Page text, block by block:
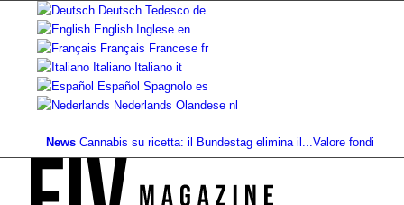
Deutsch Tedesco de
English Inglese en
Français Francese fr
Italiano Italiano it
Español Spagnolo es
Nederlands Olandese nl
Cannabis su ricetta: il Bundestag elimina il...Valore fondiario di